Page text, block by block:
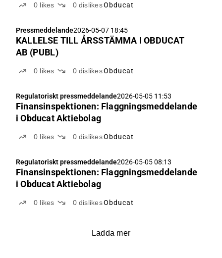
0 likes 0 dislikesObducat
Pressmeddelande2026-05-07 18:45
KALLELSE TILL ÅRSSTÄMMA I OBDUCAT
AB (PUBL)
0 likes 0 dislikesObducat
Regulatoriskt pressmeddelande2026-05-05 11:53
Finansinspektionen: Flaggningsmeddelande
i Obducat Aktiebolag
0 likes 0 dislikesObducat
Regulatoriskt pressmeddelande2026-05-05 08:13
Finansinspektionen: Flaggningsmeddelande
i Obducat Aktiebolag
0 likes 0 dislikesObducat
Ladda mer